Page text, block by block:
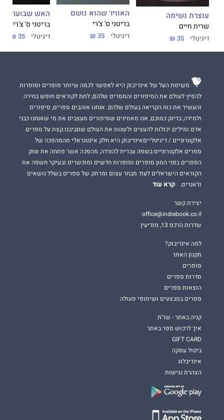
עוצרת נשימה
שרית חיים
דיגיטלי 35 ₪
האוויר שהוא נושם
בריטני ס' צ'רי
דיגיטלי 35 ₪
האש שבוערת
בריטני ס' צ'רי
דיגיטלי 35 ₪
משימת העל של אינדיבוק היא לאפשר לכמה שיותר סופרים וסופרות
להפיץ לעולם את הסיפורים והמסרים שלהם, לתת לקוראים חופש בחירה
והעשיר את כוח הקריאה בעולם שלהם. אנחנו אוהבים ספרים, סיפורים
ולמידה, בדיוק כמוכם, אנו מאמינים שסיפורים מעצבים את מי שאנחנו כבני
אדם ומילים יכולות להעצים ולשנות את העולם שסביבנו.קצת על ספרים
אלקטרוניים / דיגיטלייםאינדיבוק היא חלק אינטגראלי מהמהפכה של
ספרים אלקטרוניים בשפה עברית להורדה, מהפכה אשר פתחה את שוק
הספרים בפני המון סופרים וסופרות חדשים ומוכשרים ובעיקר חשפה את
הקוראים הישראלים לעוד מבחר עצום ומרתק של ספרים בשלל נושאים
וז'אנרים.
קרא עוד
יצירת קשר
office@indiebook.co.il
שדרות הרכס 13, מודיעין
למה אינדיבוק?
תקנון האתר
סופרים
סדרות ספרים
הוצאות ספרים
ספרים במבצעים ושיתופי פעולה
קניה באתר - שו"ת
איך לרכוש ספר באתר
GIFT CARD
ביטול עסקה
אינדיבלוג
הצהרת נגישות